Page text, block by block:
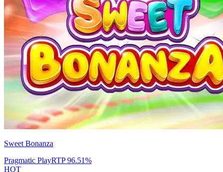
Sweet Bonanza
Pragmatic PlayRTP96.51%
HOT